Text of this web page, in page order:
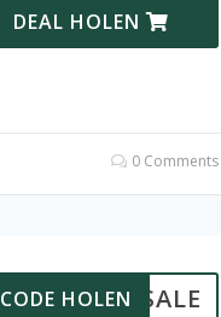
DEAL HOLEN
0 Comments
UPERSALE
CODE HOLEN